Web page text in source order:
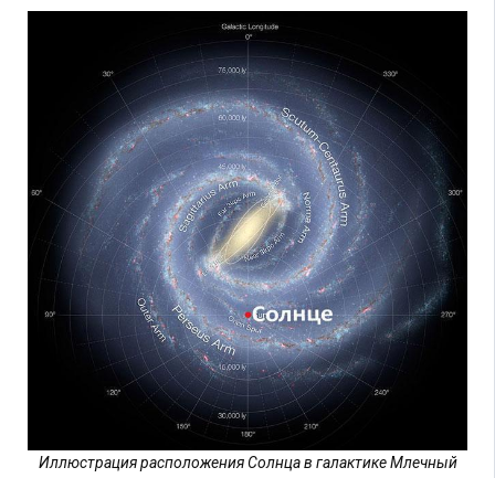
Иллюстрация расположения Солнца в галактике Млечный